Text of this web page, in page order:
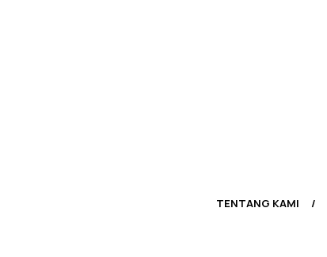
TENTANG KAMI